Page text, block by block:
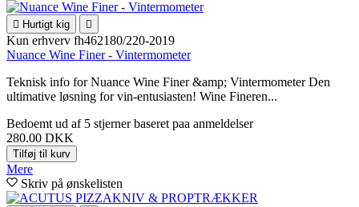
 Hurtigt kig 
Kun erhverv fh462180/220-2019
Nuance Wine Finer - Vintermometer
Teknisk info for Nuance Wine Finer &amp; Vintermometer Den
ultimative løsning for vin-entusiasten! Wine Fineren...
Bedoemt ud af 5 stjerner baseret paa anmeldelser
280.00 DKK
Tilføj til kurv
Mere
Skriv på ønskelisten